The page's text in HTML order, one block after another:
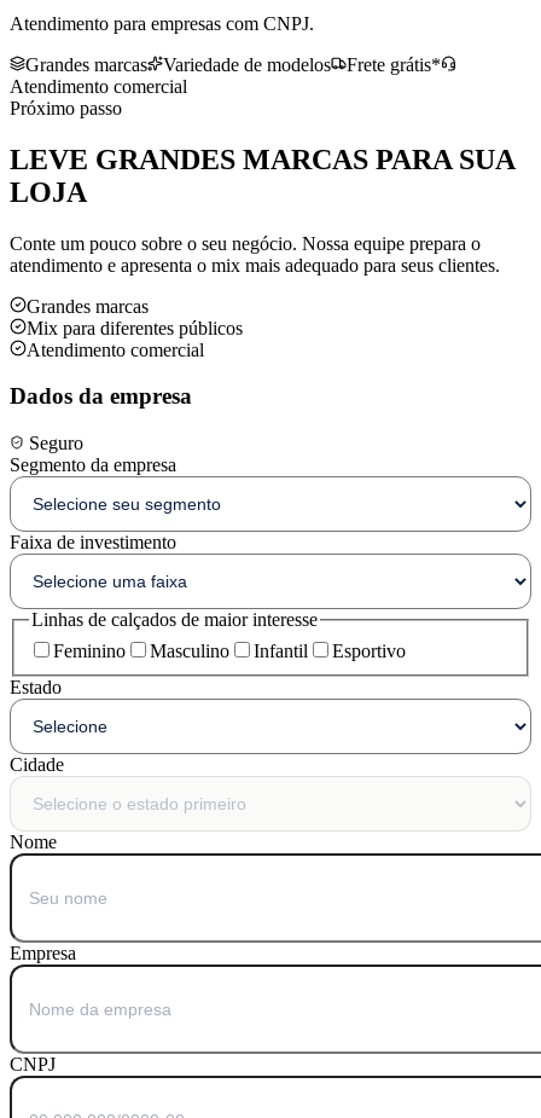
Atendimento para empresas com CNPJ.
Grandes marcas
Variedade de modelos
Frete grátis*
Atendimento comercial
Próximo passo
LEVE GRANDES MARCAS PARA SUA
LOJA
Conte um pouco sobre o seu negócio. Nossa equipe prepara o
atendimento e apresenta o mix mais adequado para seus clientes.
Grandes marcas
Mix para diferentes públicos
Atendimento comercial
Dados da empresa
Seguro
Segmento da empresa
Faixa de investimento
Linhas de calçados de maior interesse
Feminino
Masculino Infantil
Esportivo
Estado
Cidade
Nome
Empresa
CNPJ